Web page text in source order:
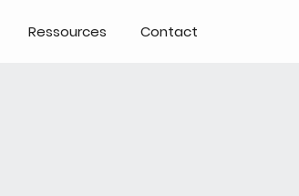
Ressources Contact